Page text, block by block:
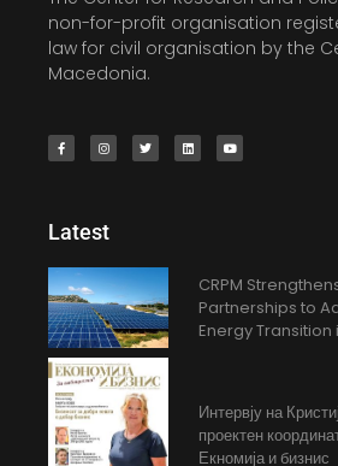
non-for-profit organisation
law for civil organisation by the
Macedonia.
Latest
CRPM
Partnerships to
Energy
Интервју на
проектен
Екномија и бизнис